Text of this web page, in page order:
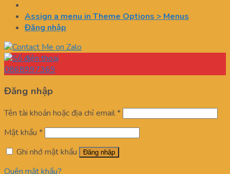
Assign a menu in Theme Options > Menus
Đăng nhập
0868997369
Đăng nhập
Tên tài khoản hoặc địa chỉ email*
Mật khẩu *
Ghi nhớ mật khẩu
Đăng nhập
Quên mật khẩu?